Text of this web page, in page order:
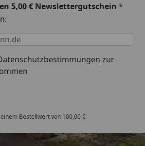
5,00 € Newslettergutschein *
zur
Bestellwert von 100,00 €